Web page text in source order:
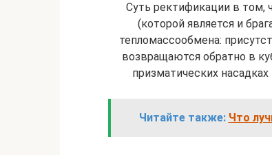
Суть ректификации в том,
(которой является и
тепломассообмена:
возвращаются обратно в
призматических
Читайте также: Что